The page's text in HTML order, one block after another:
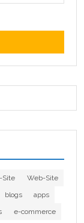
Site
Web-Site
blogs
apps
e-commerce